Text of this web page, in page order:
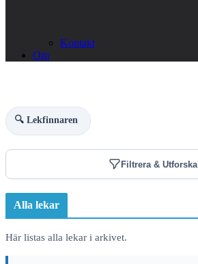
Kontakt
Om
🔍 Lekfinnaren
Filtrera & Utforska
Alla lekar
Här listas alla lekar i arkivet.